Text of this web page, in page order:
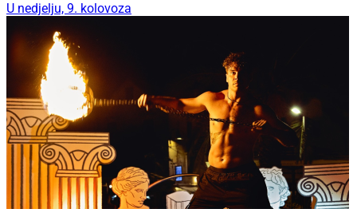
U nedjelju, 9. kolovoza